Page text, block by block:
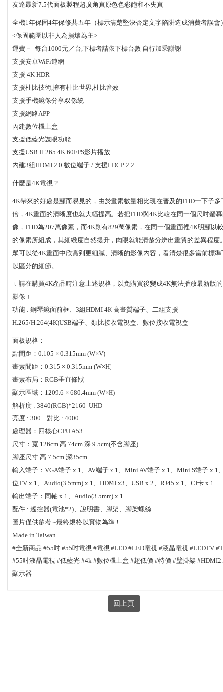
友達最新7.5代面板製程超廣角真原色色彩飽和不失真
全機1年保固4年保修共五年（標示清楚堅決否定文字陷阱造成消費者誤會
<保固範圍以非人為損壞為主>
運費－ 每台1000元／台,下標者請依下標台數 自行加乘謝謝
支援安卓WiFi連網
支援 4K HDR
支援杜比技術,擁有杜比世界,杜比音效
支援手機鏡像分享双係統
支援網路APP
內建數位機上盒
支援低藍光謢眼功能
支援USB H.265 4K 60FPS影片播放
內建3組HDMI 2.0 數位端子 / 支援HDCP 2.2
什麼是4K電視？
4K帶來的好處是顯而易見的，由於畫素數量相比現在普及的FHD一下子多
倍，4K畫面的清晰度也就大幅提高。若把FHD與4K比較在同一個尺吋螢
像，FHD為207萬像素，而4K則有829萬像素，在同一個畫面裡4K明顯以
的像素所組成，其細緻度自然提升，肉眼就能清楚分辨出畫質的差異程度
眾可以從4K畫面中欣賞到更細膩、清晰的影像內容，看清楚很多當前標準
以區分的細節。
﹝請在購買4K產品時注意上述規格，以免購買後變成4K無法播放最新版
影像﹞
功能 : 鋼琴鏡面前框、3組HDMI 4K 高畫質端子、二組支援
H.265/H.264(4K)USB端子、類比接收電視盒、數位接收電視盒
面板規格：
點間距：0.105 × 0.315mm (W×V)
畫素間距：0.315 × 0.315mm (W×H)
畫素布局：RGB垂直條狀
顯示區域：1209.6 × 680.4mm (W×H)
解析度 : 3840(RGB)*2160 UHD
亮度 : 300 對比 : 4000
處理器：四核心CPU A53
尺寸：寬 126cm 高 74cm 深 9.5cm(不含腳座)
腳座尺寸 高 7.5cm 深35cm
輸入端子：VGA端子 x 1、AV端子 x 1、Mini AV端子 x 1、Mini S端子 x 1
位TV x 1、Audio(3.5mm) x 1、HDMI x3、USB x 2、RJ45 x 1、CI卡 x 1
輸出端子：同軸 x 1、Audio(3.5mm) x 1
配件 : 遙控器(電池*2)、說明書、腳架、腳架螺絲
圖片僅供參考∼最終規格以實物為準！
Made in Taiwan.
#全新商品 #55吋 #55吋電視 #電視 #LED #LED電視 #液晶電視 #LEDTV
#55吋液晶電視 #低藍光 #4k #數位機上盒 #超低價 #特價 #壁掛架
顯示器